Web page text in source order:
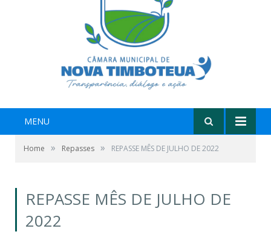
MENU
Home » Repasses » REPASSE MÊS DE JULHO DE 2022
REPASSE MÊS DE JULHO DE
2022